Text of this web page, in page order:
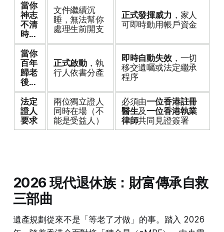
當你
神志
不清
時...
文件繼續沉
睡，無法幫你
處理生前開支
正式發揮威力 ，家人
可即時動用帳戶資金
當你
百年
歸老
後...
正式啟動 ，執
行人依書分產
即時自動失效，一切
移交遺囑或法定繼承
程序
法定
證人
要求
兩位獨立證人
同時在場（不
能是受益人）
必須由一位香港註冊
醫生及一位香港執業
律師共同見證簽署
2026 現代退休族：財富傳承自救
三部曲
遺產規劃從來不是「等老了才做」的事。踏入 2026